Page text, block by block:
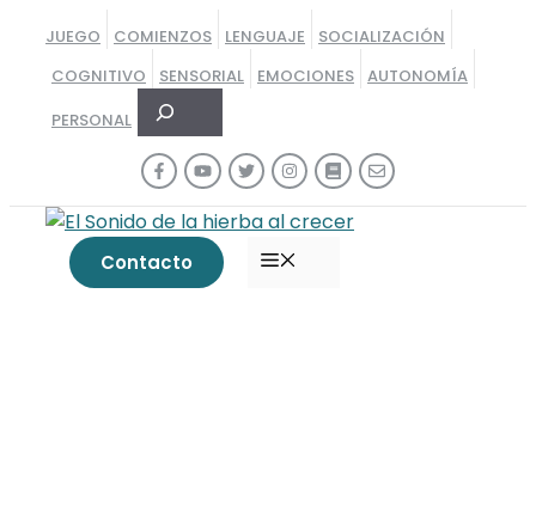
contenido
JUEGO COMIENZOS LENGUAJE
SOCIALIZACIÓN
COGNITIVO
SENSORIAL EMOCIONES AUTONOMÍA
PERSONAL
Buscar
Contacto